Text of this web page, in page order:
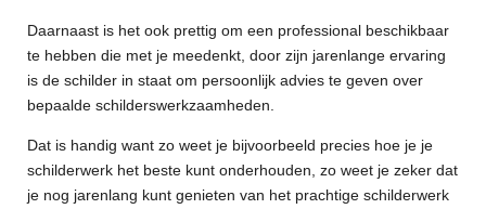
Daarnaast is het ook prettig om een professional beschikbaar
te hebben die met je meedenkt, door zijn jarenlange ervaring
is de schilder in staat om persoonlijk advies te geven over
bepaalde schilderswerkzaamheden.
Dat is handig want zo weet je bijvoorbeeld precies hoe je je
schilderwerk het beste kunt onderhouden, zo weet je zeker dat
je nog jarenlang kunt genieten van het prachtige schilderwerk